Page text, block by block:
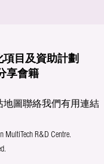
項目及資助計劃
享會籍
地圖聯絡我們有用連結
MultiTech R&D Centre.